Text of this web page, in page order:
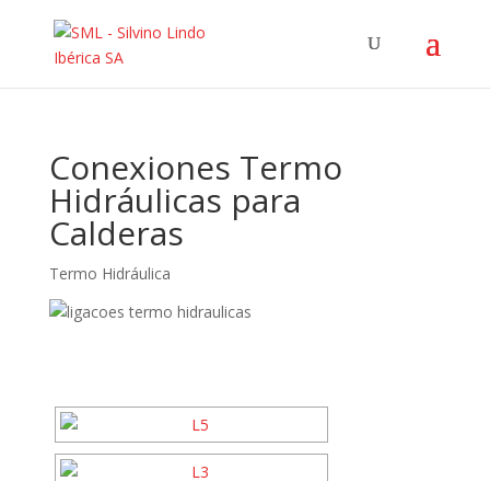
Conexiones Termo
Hidráulicas para
Calderas
Termo Hidráulica